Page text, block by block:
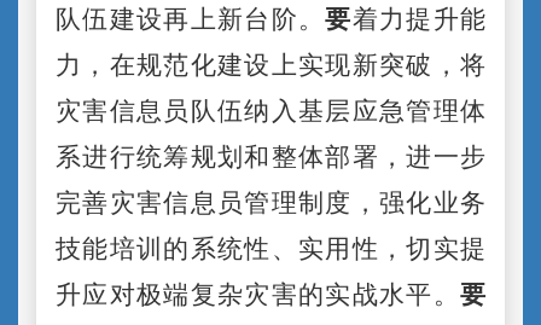
队伍建设再上新台阶。要着力提升能
力，在规范化建设上实现新突破，将
灾害信息员队伍纳入基层应急管理体
系进行统筹规划和整体部署，进一步
完善灾害信息员管理制度，强化业务
技能培训的系统性、实用性，切实提
升应对极端复杂灾害的实战水平。 要